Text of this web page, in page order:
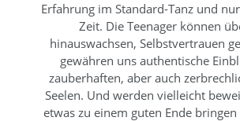
Erfahrung im Standard-Tanz und
Zeit. Die Teenager können
hinauswachsen, Selbstvertrauen
gewähren uns authentische
zauberhaften, aber auch
Seelen. Und werden vielleicht
etwas zu einem guten Ende